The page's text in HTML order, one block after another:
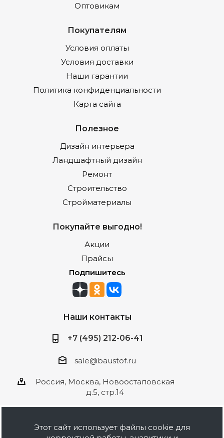
Оптовикам
Покупателям
Условия оплаты
Условия доставки
Наши гарантии
Политика конфиденциальности
Карта сайта
Полезное
Дизайн интерьера
Ландшафтный дизайн
Ремонт
Строительство
Стройматериалы
Покупайте выгодно!
Акции
Прайсы
Подпишитесь
Наши контакты
+7 (495) 212-06-41
sale@baustof.ru
Россия, Москва, Новоостаповская
д.5, стр.14
Этот сайт использует файлы cookie для